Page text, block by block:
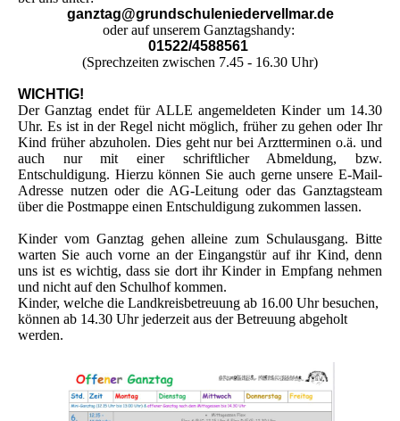
ganztag@grundschuleniedervellmar.de
oder auf unserem Ganztagshandy:
01522/4588561
(Sprechzeiten zwischen 7.45 - 16.30 Uhr)
WICHTIG!
Der Ganztag endet für ALLE angemeldeten Kinder um 14.30
Uhr. Es ist in der Regel nicht möglich, früher zu gehen oder Ihr
Kind früher abzuholen. Dies geht nur bei Arztterminen o.ä. und
auch nur mit einer schriftlicher Abmeldung, bzw.
Entschuldigung. Hierzu können Sie auch gerne unsere E-Mail-
Adresse nutzen oder die AG-Leitung oder das Ganztagsteam
über die Postmappe einen Entschuldigung zukommen lassen.
Kinder vom Ganztag gehen alleine zum Schulausgang. Bitte
warten Sie auch vorne an der Eingangstür auf ihr Kind, denn
uns ist es wichtig, dass sie dort ihr Kinder in Empfang nehmen
und nicht auf den Schulhof kommen.
Kinder, welche die Landkreisbetreuung ab 16.00 Uhr besuchen,
können ab 14.30 Uhr jederzeit aus der Betreuung abgeholt
werden.